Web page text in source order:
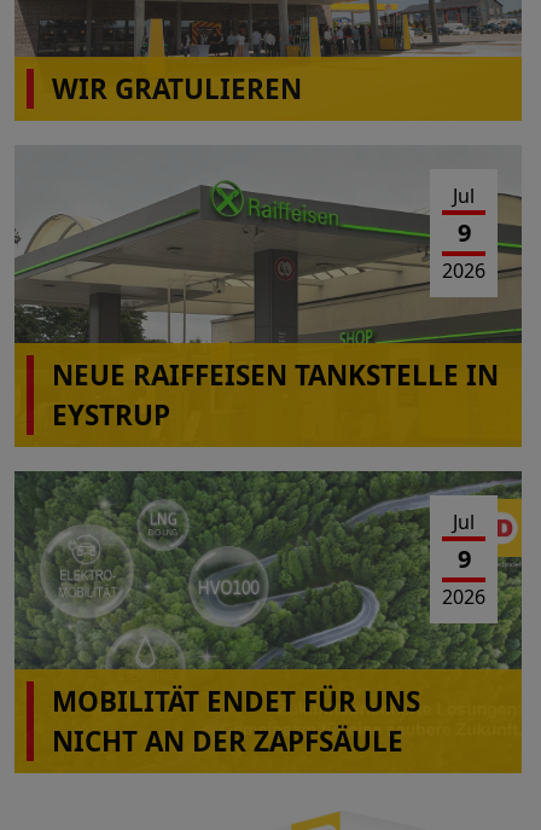
WIR GRATULIEREN
wiro Autohof A31 Rhede(Ems)
Jul
9
2026
NEUE RAIFFEISEN TANKSTELLE IN
EYSTRUP
Jul
9
2026
MOBILITÄT ENDET FÜR UNS
NICHT AN DER ZAPFSÄULE